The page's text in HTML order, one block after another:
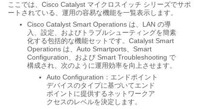
ここでは、Cisco Catalyst マイクロスイッチ シリーズでサポ
ートされている、運用の容易な機能を一覧表示します。
Cisco Catalyst Smart Operations は、LAN の導
入、設定、およびトラブルシューティングを簡素
化する包括的な機能セットです。Catalyst Smart
Operations は、Auto Smartports、Smart
Configuration、および Smart Troubleshooting で
構成され、次のように運用効率を向上させます。
Auto Configuration：エンドポイント
デバイスのタイプに基づいてエンド
ポイントに提供するネットワークア
クセスのレベルを決定します。